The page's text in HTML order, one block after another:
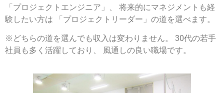
「プロジェクトエンジニア」、 将来的にマネジメントも経
験したい方は 「プロジェクトリーダー」の道を選べます。
※どちらの道を選んでも収入は変わりません。 30代の若手
社員も多く活躍しており、 風通しの良い職場です。